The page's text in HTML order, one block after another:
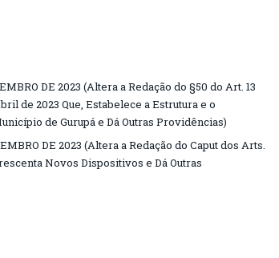
DE 2023 (Altera a Redação do §50 do Art. 13
de 2023 Que, Estabelece a Estrutura e o
de Gurupá e Dá Outras Providências)
DE 2023 (Altera a Redação do Caput dos Arts.
Novos Dispositivos e Dá Outras